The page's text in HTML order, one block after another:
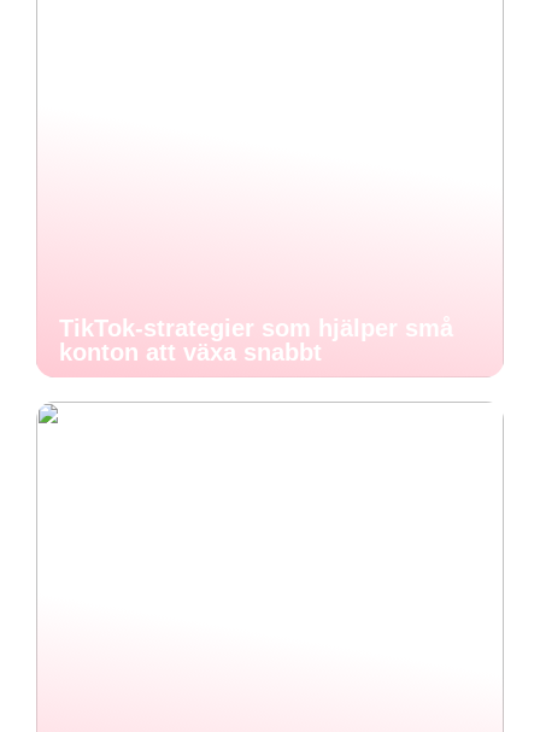
TikTok-strategier som hjälper små
konton att växa snabbt